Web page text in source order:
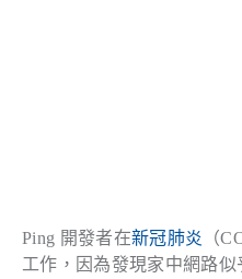
Ping 開發者在新冠肺炎 （
工作，因為發現家中網路